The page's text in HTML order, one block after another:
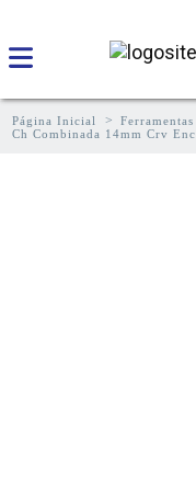
Página Inicial Ferramentas
Ch Combinada 14mm Crv Enc